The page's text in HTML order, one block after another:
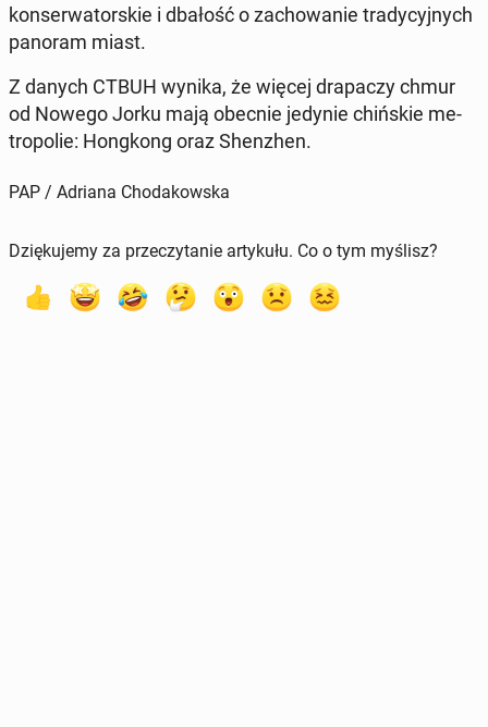
kon­ser­wa­tor­skie i dbałość o za­cho­wa­nie tra­dy­cyj­nych
panoram miast.
Z danych CTBUH wynika, że więcej dra­pa­czy chmur
od Nowego Jorku mają obecnie jedynie chiń­skie me­
tro­po­lie: Hong­kong oraz Shen­zhen.
PAP / Adriana Chodakowska
Dziękujemy za przeczytanie artykułu. Co o tym myślisz?